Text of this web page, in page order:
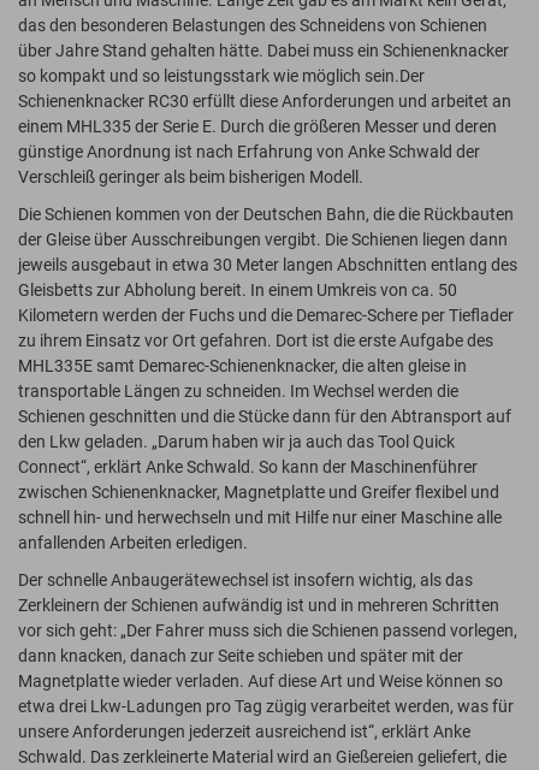
das den besonderen Belastungen des Schneidens von Schienen
über Jahre Stand gehalten hätte. Dabei muss ein Schienenknacker
so kompakt und so leistungsstark wie möglich sein.Der
Schienenknacker RC30 erfüllt diese Anforderungen und arbeitet an
einem MHL335 der Serie E. Durch die größeren Messer und deren
günstige Anordnung ist nach Erfahrung von Anke Schwald der
Verschleiß geringer als beim bisherigen Modell.
Die Schienen kommen von der Deutschen Bahn, die die Rückbauten
der Gleise über Ausschreibungen vergibt. Die Schienen liegen dann
jeweils ausgebaut in etwa 30 Meter langen Abschnitten entlang des
Gleisbetts zur Abholung bereit. In einem Umkreis von ca. 50
Kilometern werden der Fuchs und die Demarec-Schere per Tieflader
zu ihrem Einsatz vor Ort gefahren. Dort ist die erste Aufgabe des
MHL335E samt Demarec-Schienenknacker, die alten gleise in
transportable Längen zu schneiden. Im Wechsel werden die
Schienen geschnitten und die Stücke dann für den Abtransport auf
den Lkw geladen. „Darum haben wir ja auch das Tool Quick
Connect“, erklärt Anke Schwald. So kann der Maschinenführer
zwischen Schienenknacker, Magnetplatte und Greifer flexibel und
schnell hin- und herwechseln und mit Hilfe nur einer Maschine alle
anfallenden Arbeiten erledigen.
Der schnelle Anbaugerätewechsel ist insofern wichtig, als das
Zerkleinern der Schienen aufwändig ist und in mehreren Schritten
vor sich geht: „Der Fahrer muss sich die Schienen passend vorlegen,
dann knacken, danach zur Seite schieben und später mit der
Magnetplatte wieder verladen. Auf diese Art und Weise können so
etwa drei Lkw-Ladungen pro Tag zügig verarbeitet werden, was für
unsere Anforderungen jederzeit ausreichend ist“, erklärt Anke
Schwald. Das zerkleinerte Material wird an Gießereien geliefert, die